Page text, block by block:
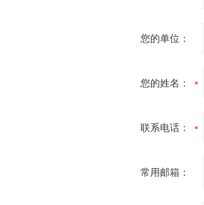
您的单位：
您的姓名：
联系电话：
常用邮箱：